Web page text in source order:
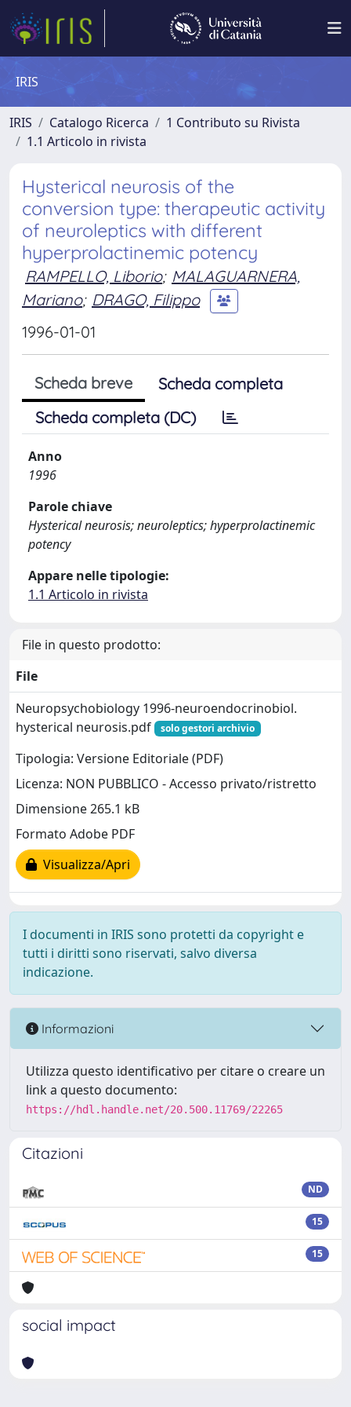
IRIS
IRIS Catalogo Ricerca
1 Contributo su Rivista
1.1 Articolo in rivista
Hysterical neurosis of the
conversion type: therapeutic activity
of neuroleptics with different
hyperprolactinemic potency
RAMPELLO, Liborio; MALAGUARNERA,
Mariano; DRAGO, Filippo
1996-01-01
Scheda breve
Scheda completa
Scheda completa (DC)
Anno
1996
Parole chiave
Hysterical neurosis; neuroleptics; hyperprolactinemic
potency
Appare nelle tipologie:
1.1 Articolo in rivista
File in questo prodotto:
File
Neuropsychobiology 1996-neuroendocrinobiol.
hysterical neurosis.pdf
solo gestori archivio
Tipologia: Versione Editoriale (PDF)
Licenza: NON PUBBLICO - Accesso privato/ristretto
Dimensione 265.1 kB
Formato Adobe PDF
Visualizza/Apri
I documenti in IRIS sono protetti da copyright e
tutti i diritti sono riservati, salvo diversa
indicazione.
Informazioni
Utilizza questo identificativo per citare o creare un
link a questo documento:
https://hdl.handle.net/20.500.11769/22265
Citazioni
ND
15
15
social impact